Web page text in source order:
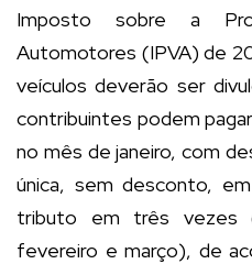
Imposto sobre a
Automotores (IPVA) de
veículos deverão ser
contribuintes podem
no mês de janeiro, com
única, sem desconto,
tributo em três vezes
fevereiro e março), de